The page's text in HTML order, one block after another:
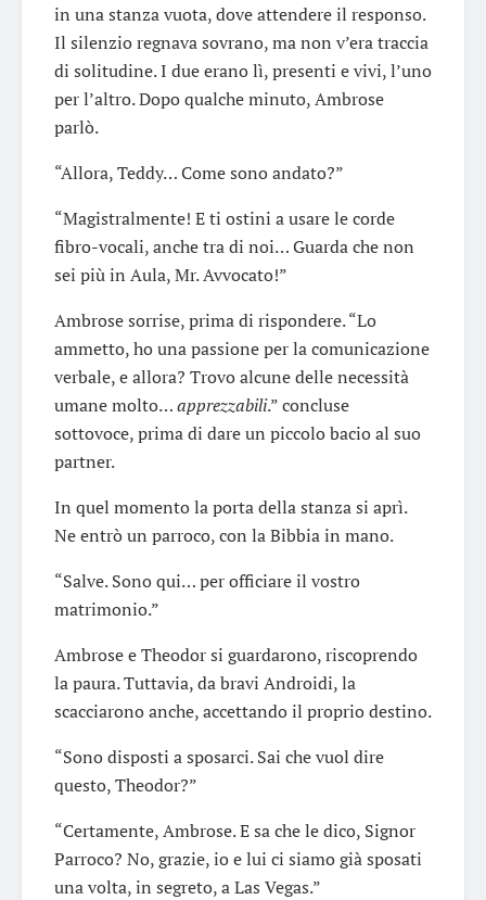
in una stanza vuota, dove attendere il responso.
Il silenzio regnava sovrano, ma non v’era traccia
di solitudine. I due erano lì, presenti e vivi, l’uno
per l’altro. Dopo qualche minuto, Ambrose
parlò.
“Allora, Teddy… Come sono andato?”
“Magistralmente! E ti ostini a usare le corde
fibro-vocali, anche tra di noi… Guarda che non
sei più in Aula, Mr. Avvocato!”
Ambrose sorrise, prima di rispondere. “Lo
ammetto, ho una passione per la comunicazione
verbale, e allora? Trovo alcune delle necessità
umane molto…apprezzabili.” concluse
sottovoce, prima di dare un piccolo bacio al suo
partner.
In quel momento la porta della stanza si aprì.
Ne entrò un parroco, con la Bibbia in mano.
“Salve. Sono qui… per officiare il vostro
matrimonio.”
Ambrose e Theodor si guardarono, riscoprendo
la paura. Tuttavia, da bravi Androidi, la
scacciarono anche, accettando il proprio destino.
“Sono disposti a sposarci. Sai che vuol dire
questo, Theodor?”
“Certamente, Ambrose. E sa che le dico, Signor
Parroco? No, grazie, io e lui ci siamo già sposati
una volta, in segreto, a Las Vegas.”